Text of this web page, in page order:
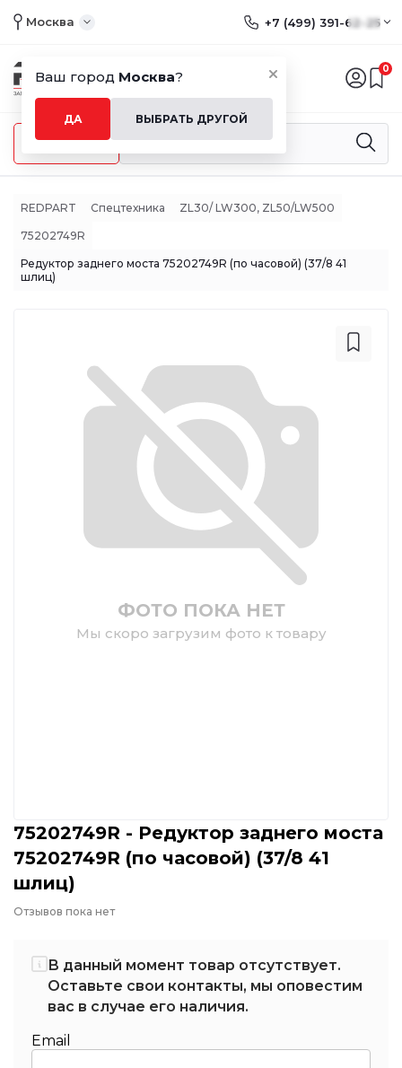
Ваш город Москва?
ДА ВЫБРАТЬ ДРУГОЙ
Москва +7 (499) 391-62-25
0
Меню
REDPART Спецтехника ZL30/ LW300, ZL50/LW500
75202749R
Редуктор заднего моста 75202749R (по часовой) (37/8 41
шлиц)
ФОТО ПОКА НЕТ
Мы скоро загрузим фото к товару
75202749R - Редуктор заднего моста
75202749R (по часовой) (37/8 41
шлиц)
Отзывов пока нет
В данный момент товар отсутствует.
Оставьте свои контакты, мы оповестим
вас в случае его наличия.
Email